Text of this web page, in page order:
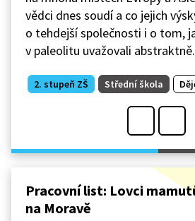
vědci dnes soudí a co jejich
o tehdejší společnosti i o tom,
v paleolitu uvažovali abstraktně.
2. stupeň ZŠ Střední škola
Pracovní list: Lovci
na Moravě